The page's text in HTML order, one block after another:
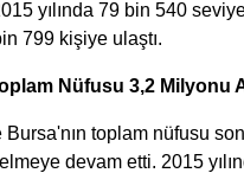
yılında 79 bin 540
799 kişiye ulaştı.
Nüfusu 3,2 Milyonu
toplam nüfusu
devam etti. 2015